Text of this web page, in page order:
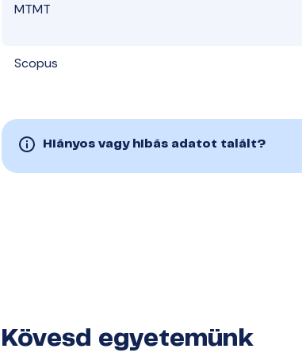
MTMT
Scopus
Hiányos vagy hibás adatot talált?
Kövesd egyetemünk